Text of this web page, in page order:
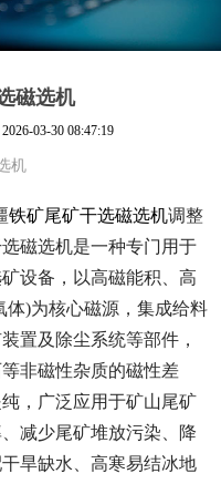
磁选机
2026-03-30 08:47:19
机
铁矿尾矿干选磁选机调整
磁选机是一种专门用于
设备，以高磁能积、高
体)为核心磁源，集成给料
置及除尘系统等部件，
非磁性杂质的磁性差
，广泛应用于矿山尾矿
减少尾矿堆放污染、降
旱缺水、高寒易结冰地